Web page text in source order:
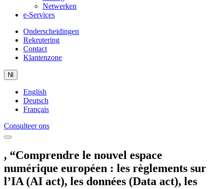
Netwerken
e-Services
Onderscheidingen
Rekrutering
Contact
Klantenzone
Nl
English
Deutsch
Français
Consulteer ons
, “Comprendre le nouvel espace
numérique européen : les règlements sur
l’IA (AI act), les données (Data act), les